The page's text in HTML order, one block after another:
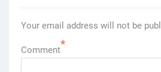
Your email address will not be
Comment*